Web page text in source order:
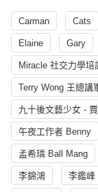
Carman Cats
Elaine Gary
Miracle 社交力學培
Terry Wong 王總講
九十後文藝少女 -
午夜工作者 Benny
孟希璘 Ball Mang
李錦鴻 李鑑峰